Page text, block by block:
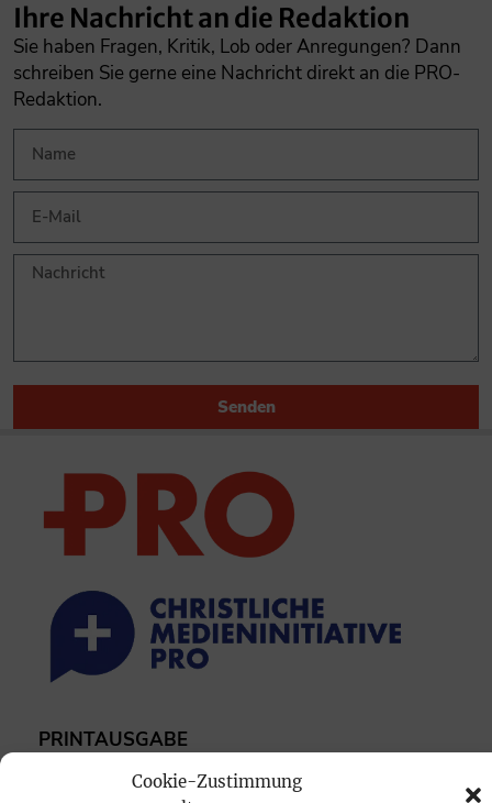
Cookie-Zustimmung
Ihre Nachricht an die Redaktion
Sie haben Fragen, Kritik, Lob oder Anregungen? Dann
schreiben Sie gerne eine Nachricht direkt an die PRO-
Redaktion.
Senden
PRINTAUSGABE
Mediadaten